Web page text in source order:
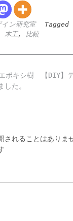
イン研究室 Tagged
木工, 比較
【DIY】
ポキシ樹
た。
されることはありま